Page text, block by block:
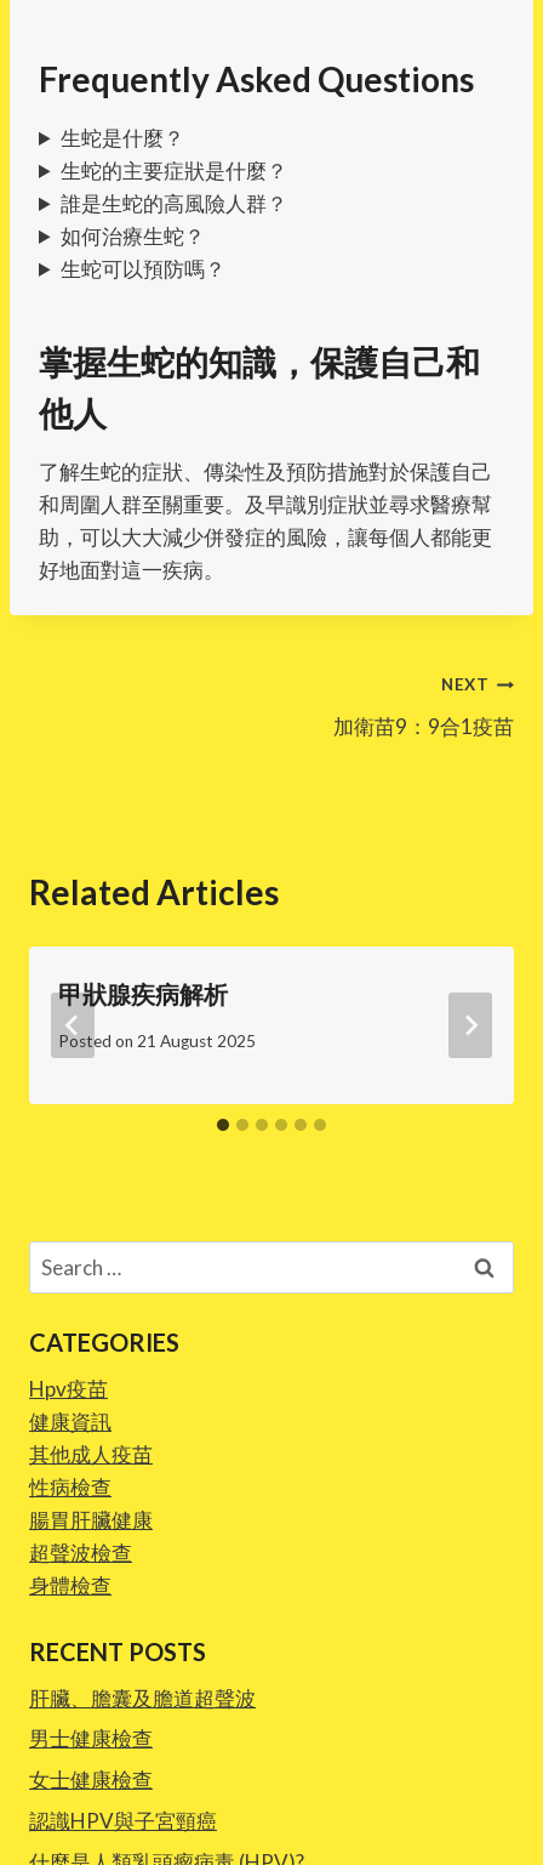
Frequently Asked Questions
生蛇是什麼？
生蛇的主要症狀是什麼？
誰是生蛇的高風險人群？
如何治療生蛇？
生蛇可以預防嗎？
掌握生蛇的知識，保護自己和
他人
了解生蛇的症狀、傳染性及預防措施對於保護自己
和周圍人群至關重要。及早識別症狀並尋求醫療幫
助，可以大大減少併發症的風險，讓每個人都能更
好地面對這一疾病。
NEXT
加衛苗9：9合1疫苗
Related Articles
甲狀腺疾病解析
Posted on 21 August 2025
Search
for:
CATEGORIES
Hpv疫苗
健康資訊
其他成人疫苗
性病檢查
腸胃肝臟健康
超聲波檢查
身體檢查
RECENT POSTS
肝臟、膽囊及膽道超聲波
男士健康檢查
女士健康檢查
認識HPV與子宮頸癌